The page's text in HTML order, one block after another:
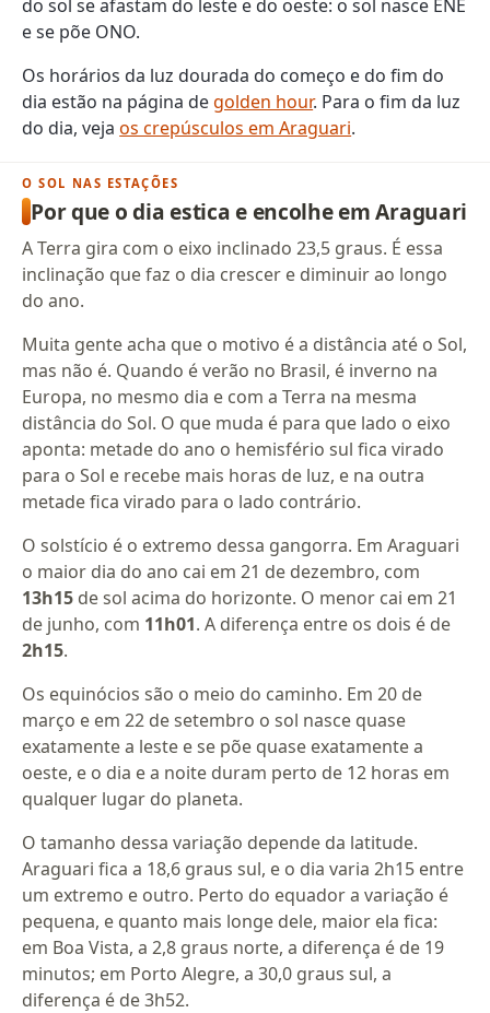
do sol se afastam do leste e do oeste: o sol nasce ENE
e se põe ONO.
Os horários da luz dourada do começo e do fim do
dia estão na página degolden hour. Para o fim da luz
do dia, vejaos crepúsculos em Araguari.
O SOL NAS ESTAÇÕES
Por que o dia estica e encolhe em Araguari
A Terra gira com o eixo inclinado 23,5 graus. É essa
inclinação que faz o dia crescer e diminuir ao longo
do ano.
Muita gente acha que o motivo é a distância até o Sol,
mas não é. Quando é verão no Brasil, é inverno na
Europa, no mesmo dia e com a Terra na mesma
distância do Sol. O que muda é para que lado o eixo
aponta: metade do ano o hemisfério sul fica virado
para o Sol e recebe mais horas de luz, e na outra
metade fica virado para o lado contrário.
O solstício é o extremo dessa gangorra. Em Araguari
o maior dia do ano cai em 21 de dezembro, com
13h15 de sol acima do horizonte. O menor cai em 21
de junho, com 11h01. A diferença entre os dois é de
2h15.
Os equinócios são o meio do caminho. Em 20 de
março e em 22 de setembro o sol nasce quase
exatamente a leste e se põe quase exatamente a
oeste, e o dia e a noite duram perto de 12 horas em
qualquer lugar do planeta.
O tamanho dessa variação depende da latitude.
Araguari fica a 18,6 graus sul, e o dia varia 2h15 entre
um extremo e outro. Perto do equador a variação é
pequena, e quanto mais longe dele, maior ela fica:
em Boa Vista, a 2,8 graus norte, a diferença é de 19
minutos; em Porto Alegre, a 30,0 graus sul, a
diferença é de 3h52.